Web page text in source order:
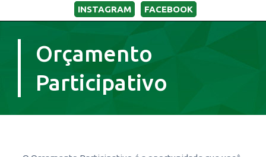
INSTAGRAM FACEBOOK
Orçamento
Participativo